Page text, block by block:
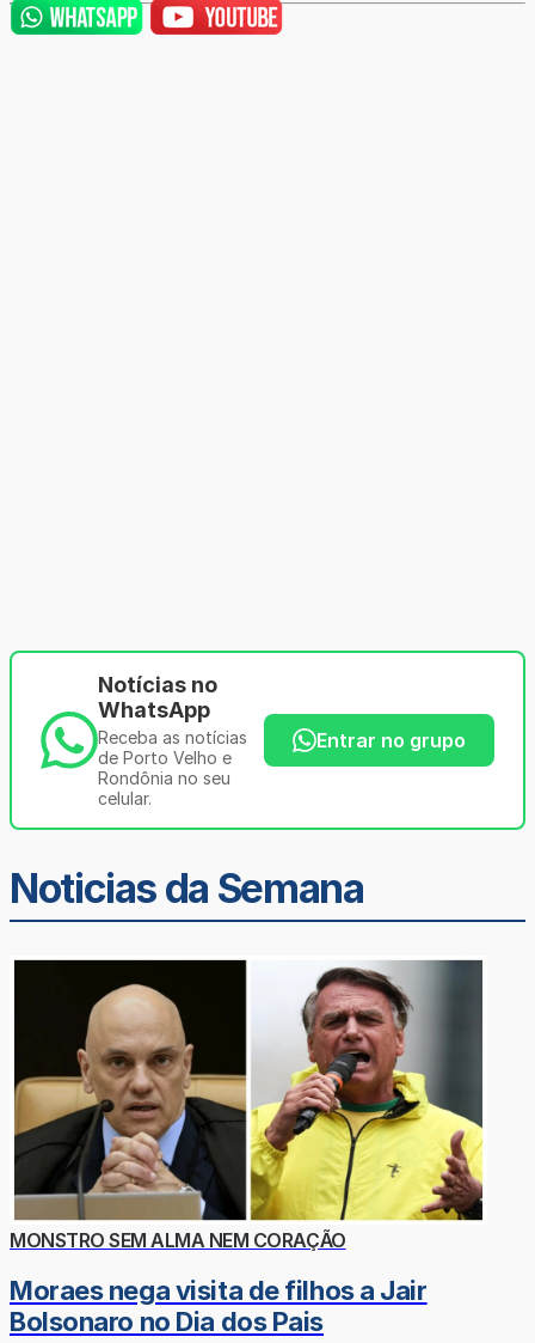
Notícias no
WhatsApp
Receba as notícias
de Porto Velho e
Rondônia no seu
celular.
Entrar no grupo
Noticias da Semana
MONSTRO SEM ALMA NEM CORAÇÃO
Moraes nega visita de filhos a Jair
Bolsonaro no Dia dos Pais